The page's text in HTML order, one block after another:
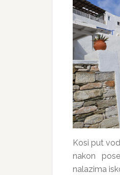
Kosi put
nakon
nalazima